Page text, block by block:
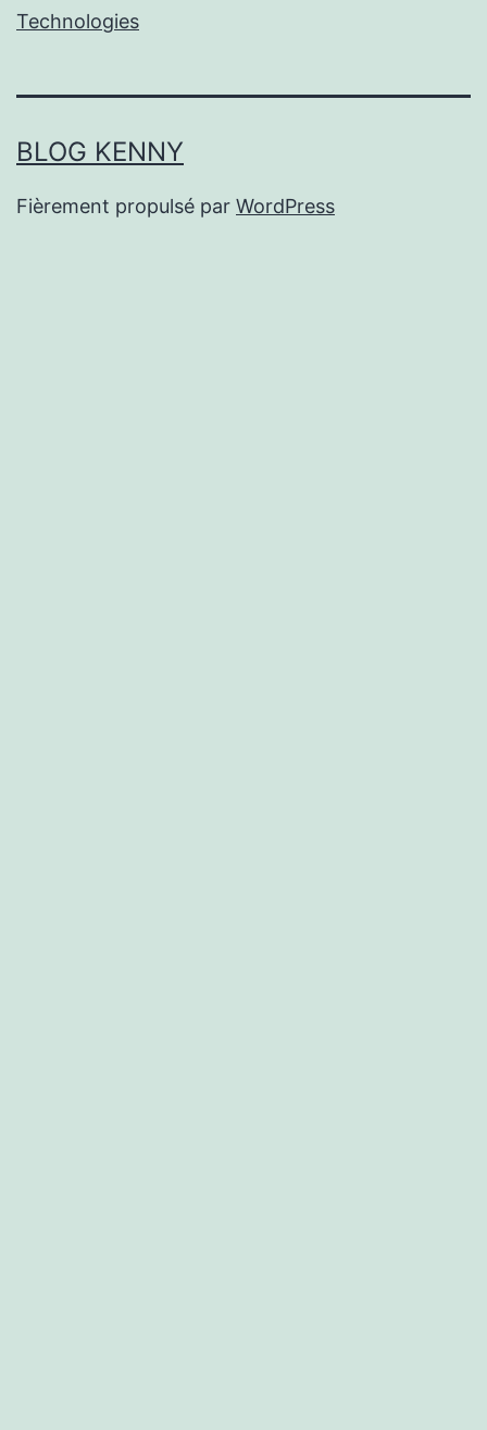
Technologies
BLOG KENNY
Fièrement propulsé par WordPress